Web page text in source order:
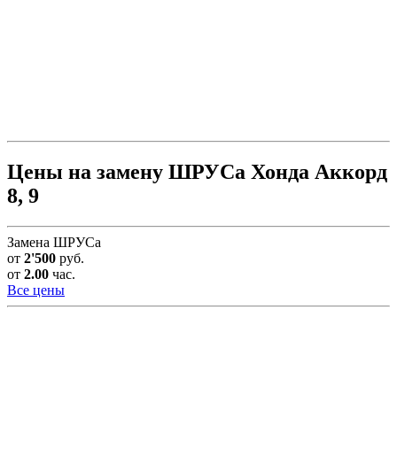
Цены на замену ШРУСа Хонда Аккорд
8, 9
Замена ШРУСа
от 2'500 руб.
от 2.00 час.
Все цены